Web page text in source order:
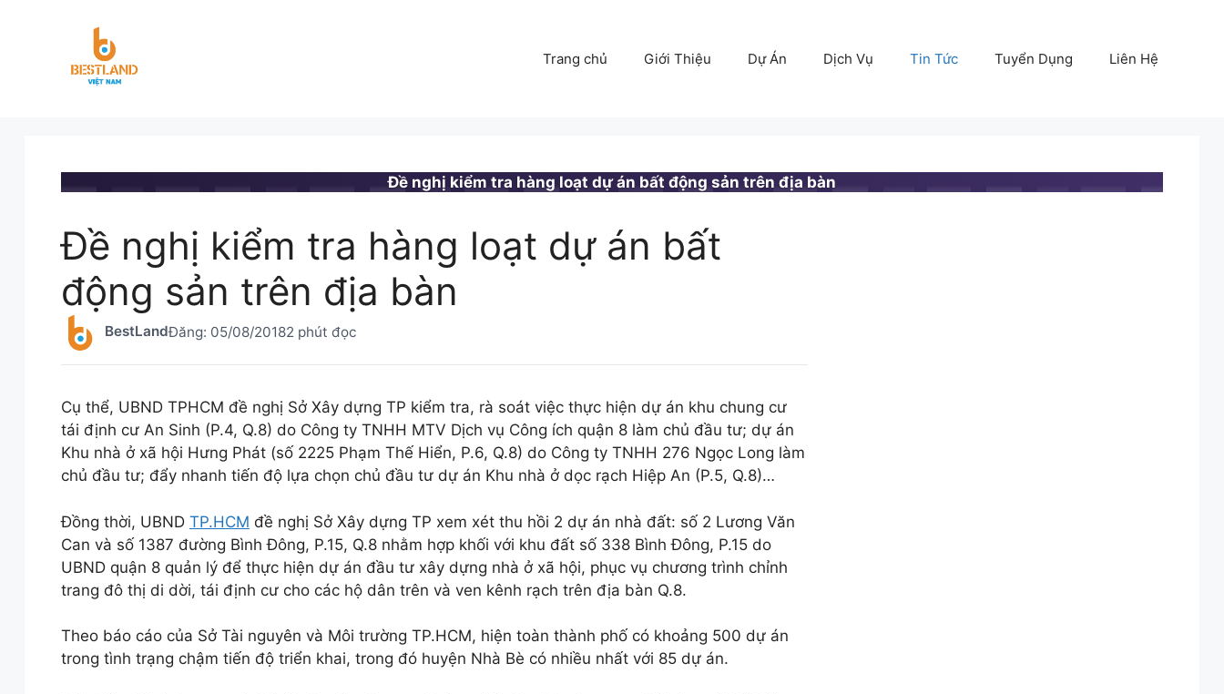
Trang chủ Giới Thiệu Dự Án Dịch Vụ Tin Tức Tuyển Dụng Liên Hệ
BESTLAND.VN•TIN TỨC
Đề nghị kiểm tra hàng loạt dự án bất động sản trên địa bàn
Đề nghị kiểm tra hàng loạt dự án bất
động sản trên địa bàn
BestLandĐăng: 05/08/20182 phút đọc
Cụ thể, UBND TPHCM đề nghị Sở Xây dựng TP kiểm tra, rà soát việc thực hiện dự án khu chung cư
tái định cư An Sinh (P.4, Q.8) do Công ty TNHH MTV Dịch vụ Công ích quận 8 làm chủ đầu tư; dự án
Khu nhà ở xã hội Hưng Phát (số 2225 Phạm Thế Hiển, P.6, Q.8) do Công ty TNHH 276 Ngọc Long làm
chủ đầu tư; đẩy nhanh tiến độ lựa chọn chủ đầu tư dự án Khu nhà ở dọc rạch Hiệp An (P.5, Q.8)…
Đồng thời, UBND TP.HCM đề nghị Sở Xây dựng TP xem xét thu hồi 2 dự án nhà đất: số 2 Lương Văn
Can và số 1387 đường Bình Đông, P.15, Q.8 nhằm hợp khối với khu đất số 338 Bình Đông, P.15 do
UBND quận 8 quản lý để thực hiện dự án đầu tư xây dựng nhà ở xã hội, phục vụ chương trình chỉnh
trang đô thị di dời, tái định cư cho các hộ dân trên và ven kênh rạch trên địa bàn Q.8.
Theo báo cáo của Sở Tài nguyên và Môi trường TP.HCM, hiện toàn thành phố có khoảng 500 dự án
trong tình trạng chậm tiến độ triển khai, trong đó huyện Nhà Bè có nhiều nhất với 85 dự án.